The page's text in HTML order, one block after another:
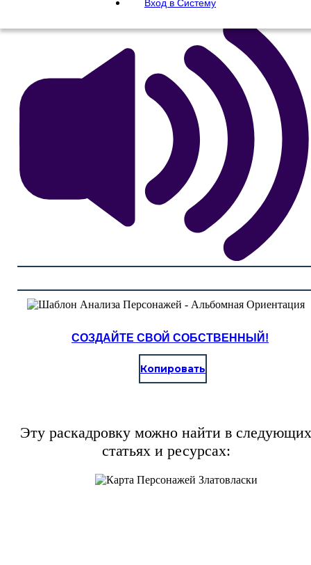
Вход в Систему
СОЗДАЙТЕ СВОЙ СОБСТВЕННЫЙ!
Копировать
Эту раскадровку можно найти в следующих
статьях и ресурсах: